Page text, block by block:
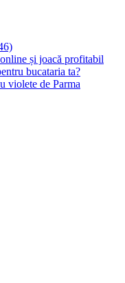
și joacă profitabil
bucataria ta?
violete de Parma